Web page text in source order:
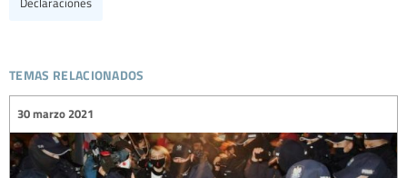
temas relacionados
30 marzo 2021